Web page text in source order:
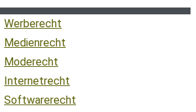
Werberecht
Medienrecht
Moderecht
Internetrecht
Softwarerecht